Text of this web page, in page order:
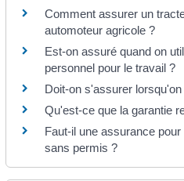
Comment assurer un
automoteur agricole ?
Est-on assuré quand on
personnel pour le travail ?
Doit-on s'assurer
Qu'est-ce que la garantie
Faut-il une assurance
sans permis ?